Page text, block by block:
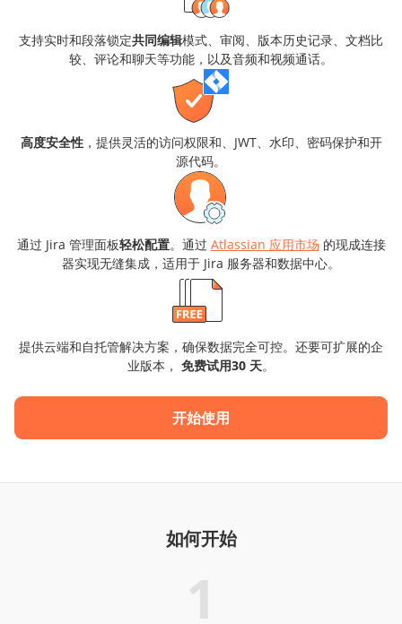
支持实时和段落锁定共同编辑模式、审阅、版本历史记录、文档比
较、评论和聊天等功能，以及音频和视频通话。
高度安全性，提供灵活的访问权限和、JWT、水印、密码保护和开
源代码。
通过 Jira 管理面板轻松配置。通过 Atlassian 应用市场 的现成连接
器实现无缝集成，适用于 Jira 服务器和数据中心。
提供云端和自托管解决方案，确保数据完全可控。还要可扩展的企
业版本， 免费试用30 天。
开始使用
如何开始
1